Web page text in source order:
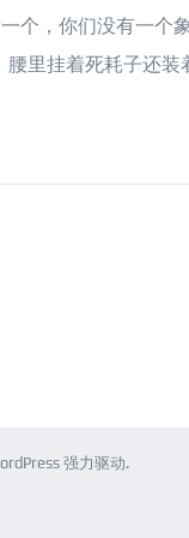
个，你们没有一个
里挂着死耗子还装
强力驱动.